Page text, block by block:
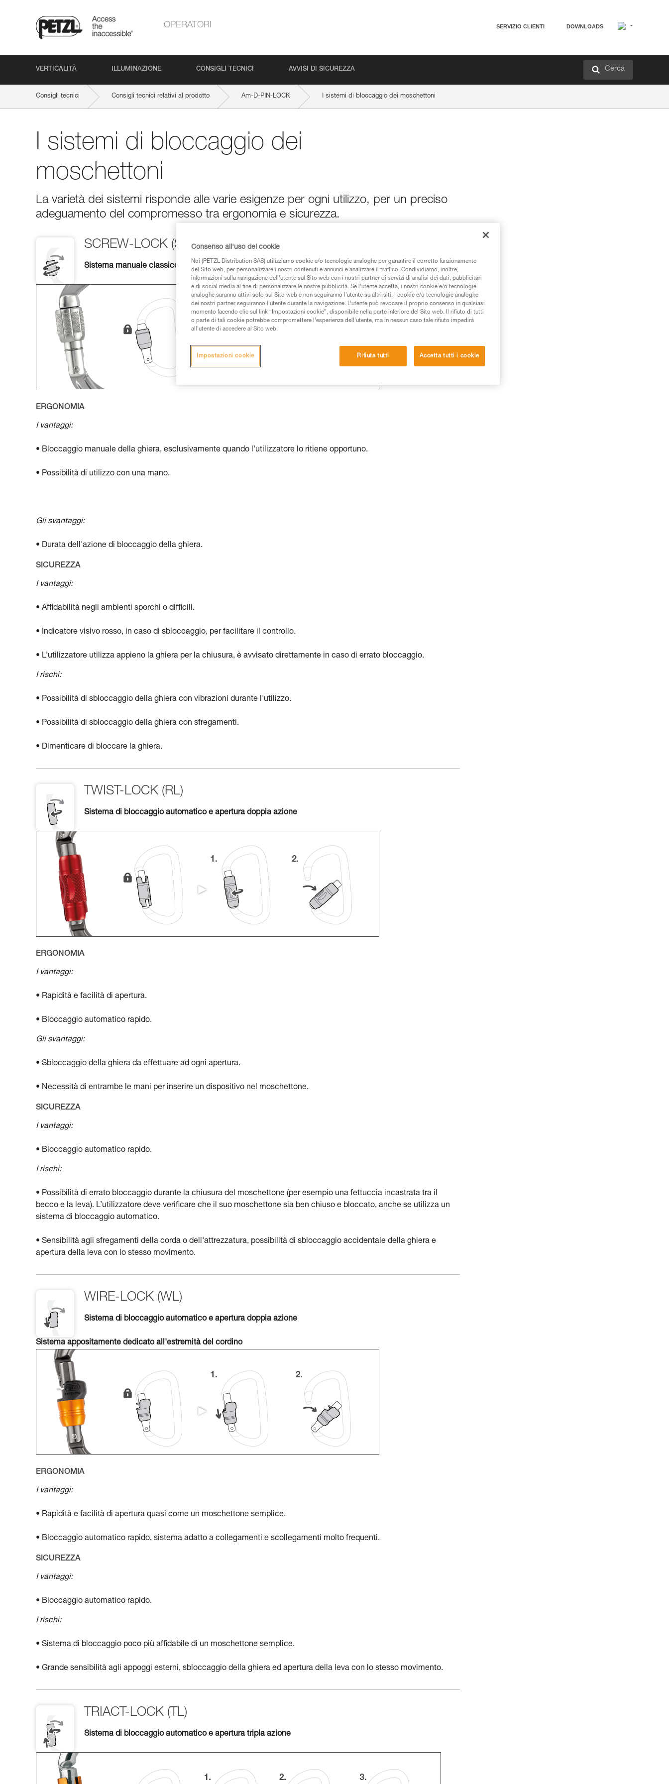
OPERATORI SERVIZIO CLIENTI DOWNLOADS
VERTICALITÀ ILLUMINAZIONE CONSIGLI TECNICI AVVISI DI SICUREZZA Cerca
Consigli tecnici Consigli tecnici relativi al prodotto Am-D-PIN-LOCK I sistemi di bloccaggio dei moschettoni
I sistemi di bloccaggio dei
moschettoni
La varietà dei sistemi risponde alle varie esigenze per ogni utilizzo, per un preciso
adeguamento del compromesso tra ergonomia e sicurezza.
SCREW-LOCK (SL)
Sistema manuale classico, polivalente e sempre valido
ERGONOMIA
I vantaggi:
• Bloccaggio manuale della ghiera, esclusivamente quando l'utilizzatore lo ritiene opportuno.
• Possibilità di utilizzo con una mano.
Gli svantaggi:
• Durata dell'azione di bloccaggio della ghiera.
SICUREZZA
I vantaggi:
• Affidabilità negli ambienti sporchi o difficili.
• Indicatore visivo rosso, in caso di sbloccaggio, per facilitare il controllo.
• L’utilizzatore utilizza appieno la ghiera per la chiusura, è avvisato direttamente in caso di errato bloccaggio.
I rischi:
• Possibilità di sbloccaggio della ghiera con vibrazioni durante l'utilizzo.
• Possibilità di sbloccaggio della ghiera con sfregamenti.
• Dimenticare di bloccare la ghiera.
TWIST-LOCK (RL)
Sistema di bloccaggio automatico e apertura doppia azione
ERGONOMIA
I vantaggi:
• Rapidità e facilità di apertura.
• Bloccaggio automatico rapido.
Gli svantaggi:
• Sbloccaggio della ghiera da effettuare ad ogni apertura.
• Necessità di entrambe le mani per inserire un dispositivo nel moschettone.
SICUREZZA
I vantaggi:
• Bloccaggio automatico rapido.
I rischi:
• Possibilità di errato bloccaggio durante la chiusura del moschettone (per esempio una fettuccia incastrata tra il
becco e la leva). L’utilizzatore deve verificare che il suo moschettone sia ben chiuso e bloccato, anche se utilizza un
sistema di bloccaggio automatico.
• Sensibilità agli sfregamenti della corda o dell'attrezzatura, possibilità di sbloccaggio accidentale della ghiera e
apertura della leva con lo stesso movimento.
WIRE-LOCK (WL)
Sistema di bloccaggio automatico e apertura doppia azione
Sistema appositamente dedicato all'estremità del cordino
ERGONOMIA
I vantaggi:
• Rapidità e facilità di apertura quasi come un moschettone semplice.
• Bloccaggio automatico rapido, sistema adatto a collegamenti e scollegamenti molto frequenti.
SICUREZZA
I vantaggi:
• Bloccaggio automatico rapido.
I rischi:
• Sistema di bloccaggio poco più affidabile di un moschettone semplice.
• Grande sensibilità agli appoggi esterni, sbloccaggio della ghiera ed apertura della leva con lo stesso movimento.
TRIACT-LOCK (TL)
Sistema di bloccaggio automatico e apertura tripla azione
Consenso all'uso dei cookie
Noi (PETZL Distribution SAS) utilizziamo cookie e/o tecnologie analoghe per garantire il corretto funzionamento
del Sito web, per personalizzare i nostri contenuti e annunci e analizzare il traffico. Condividiamo, inoltre,
informazioni sulla navigazione dell’utente sul Sito web con i nostri partner di servizi di analisi dei dati, pubblicitari
e di social media al fine di personalizzare le nostre pubblicità. Se l’utente accetta, i nostri cookie e/o tecnologie
analoghe saranno attivi solo sul Sito web e non seguiranno l’utente su altri siti. I cookie e/o tecnologie analoghe
dei nostri partner seguiranno l’utente durante la navigazione. L’utente può revocare il proprio consenso in qualsiasi
momento facendo clic sul link “Impostazioni cookie”, disponibile nella parte inferiore del Sito web. Il rifiuto di tutti
o parte di tali cookie potrebbe compromettere l’esperienza dell’utente, ma in nessun caso tale rifiuto impedirà
all’utente di accedere al Sito web.
Rifiuta tutti Accetta tutti i cookie
Impostazioni cookie